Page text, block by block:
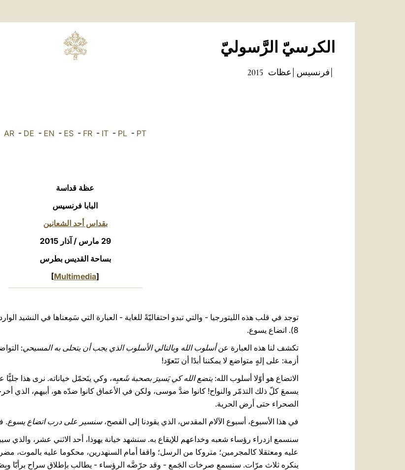
الكرسيّ الرَّسوليّ
فرنسيس عظات 2015
AR - DE - EN - ES - FR - IT - PL - PT
عظة قداسة
البابا فرنسيس
بقداس أحد الشعانين
29 مارس / آذار 2015
بساحة القديس بطرس
[Multimedia]
8). اتضاع يسوع.
تكشف لنا هذه العبارة عنأسلوب الله وبالتالي الأسلوب الذي يجب أن يتحلى به المسيحي:
أزمة: على إلهٍ متواضع لا يمكننا أبدًا أن نَتَعوّد!
الاتضاع هو أوّلا أسلوب الله:يتضع الله كي يَسيرَ بصحبة شَعبِه، وكي يتَحمّل خياناته. نرى هذا جليًّا
يسمعَ كلّ ذلك التذمّر والنواح! كانوا ضدَّ موسى، ولكن في الأعماق كانوا ضدّه هو، أبيهم، الذي
الصحراء حتى أرض الحرية.
في هذا الأسبوع، أسبوع الآلام المقدس، الذي يقودنا إلى الفصح،سنسير على درب اتضاع يسوع.
سنسمع ازدراء رؤساء شعبه وخداعهم للإيقاع به. سنشهد خيانة يهوذا، أحد الاثني عشر، والذي
عليه ومعتقلا كالمجرمين؛ متروكا من الرسل؛ واقفا أمام السنهدرين، محكوما عليه
ينكره ثلاث مرّات. سنسمع صرخات الجَمع - وقد حرّضَّه الرؤساء - يطالب بإطلاق سراحِ برأبّا